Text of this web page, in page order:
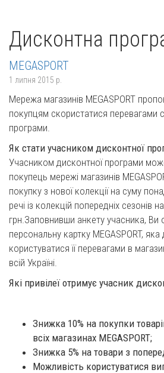
Дисконтна
MEGASPORT
1 липня 2015 р.
Мережа магазинів MEGASPORT
покупцям скористатися перевагами
програми.
Як стати учасником дисконтної
Учасником дисконтної програми
покупець мережі магазинів
покупку з нової колекції на суму
речі із колекцій попередніх сезонів
грн.Заповнивши анкету учасника, Ви
персональну картку MEGASPORT,
користуватися її перевагами в
всій Україні.
Які привілеї отримує учасник
Знижка 10% на покупки
всіх магазинах MEGASPORT;
Знижка 5% на товари з
Можливість користуватися